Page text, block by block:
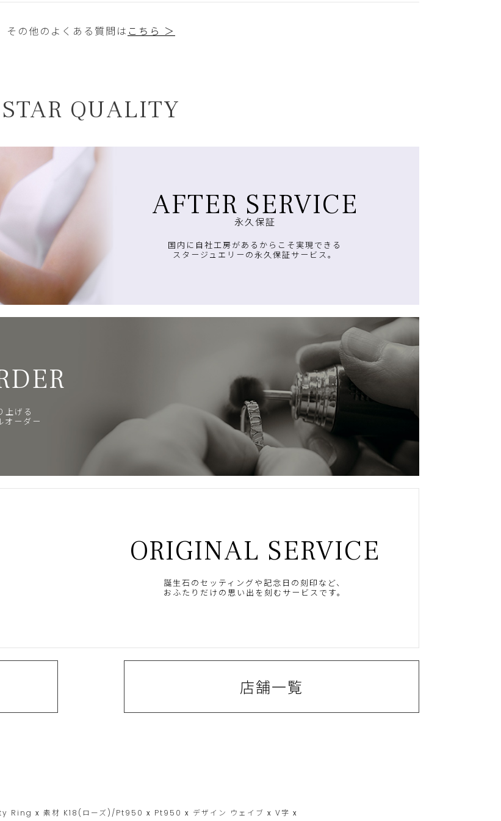
その他のよくある質問は こちら ＞
STAR QUALITY
AFTER SERVICE
永久保証
国内に自社工房があるからこそ実現できる
スタージュエリーの永久保証サービス。
上げる
オーダー
ORIGINAL SERVICE
誕生石のセッティングや記念日の刻印など、
おふたりだけの思い出を刻むサービスです。
店舗一覧
Ring x 素材 K18(ローズ)/Pt950 x Pt950 x デザイン ウェイブ x V字 x